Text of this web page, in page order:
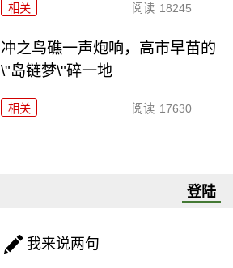
相关 阅读 18245
冲之鸟礁一声炮响，高市早苗的
\"岛链梦\"碎一地
相关 阅读 17630
登陆
我来说两句